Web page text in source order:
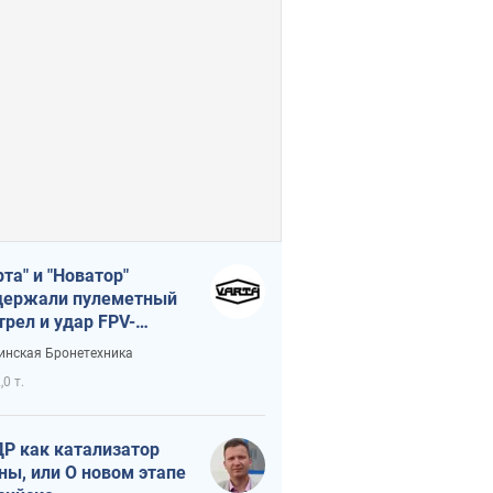
и "Новатор"
пулеметный
и удар FPV-
сохранив жизнь
Бронетехника
т.
как катализатор
или О новом этапе